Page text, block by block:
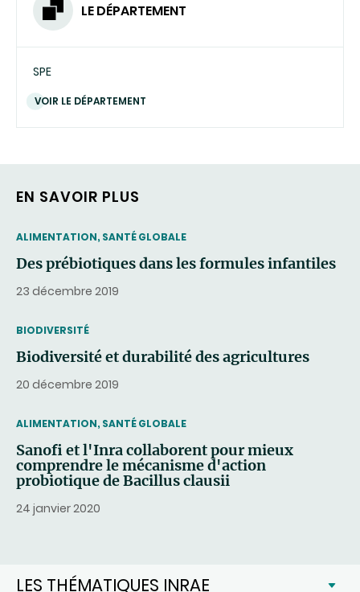
LE DÉPARTEMENT
SPE
VOIR LE DÉPARTEMENT
EN SAVOIR PLUS
THEMATIC
ALIMENTATION, SANTÉ GLOBALE
Des prébiotiques dans les formules infantiles
23 décembre 2019
THEMATIC
BIODIVERSITÉ
Biodiversité et durabilité des agricultures
20 décembre 2019
THEMATIC
ALIMENTATION, SANTÉ GLOBALE
Sanofi et l'Inra collaborent pour mieux
comprendre le mécanisme d'action
probiotique de Bacillus clausii
24 janvier 2020
LES THÉMATIQUES INRAE